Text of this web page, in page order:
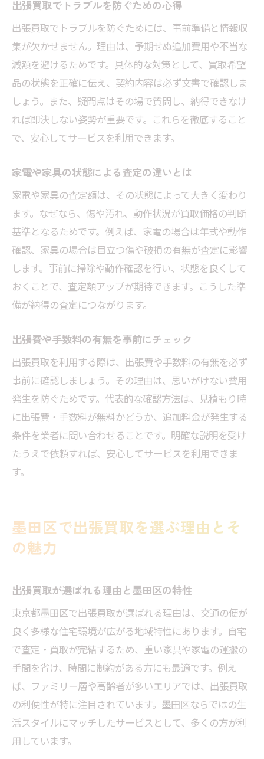
出張買取でトラブルを防ぐための心得
出張買取でトラブルを防ぐためには、事前準備と情報収
集が欠かせません。理由は、予期せぬ追加費用や不当な
減額を避けるためです。具体的な対策として、買取希望
品の状態を正確に伝え、契約内容は必ず文書で確認しま
しょう。また、疑問点はその場で質問し、納得できなけ
れば即決しない姿勢が重要です。これらを徹底すること
で、安心してサービスを利用できます。
家電や家具の状態による査定の違いとは
家電や家具の査定額は、その状態によって大きく変わり
ます。なぜなら、傷や汚れ、動作状況が買取価格の判断
基準となるためです。例えば、家電の場合は年式や動作
確認、家具の場合は目立つ傷や破損の有無が査定に影響
します。事前に掃除や動作確認を行い、状態を良くして
おくことで、査定額アップが期待できます。こうした準
備が納得の査定につながります。
出張費や手数料の有無を事前にチェック
出張買取を利用する際は、出張費や手数料の有無を必ず
事前に確認しましょう。その理由は、思いがけない費用
発生を防ぐためです。代表的な確認方法は、見積もり時
に出張費・手数料が無料かどうか、追加料金が発生する
条件を業者に問い合わせることです。明確な説明を受け
たうえで依頼すれば、安心してサービスを利用できま
す。
墨田区で出張買取を選ぶ理由とそ
の魅力
出張買取が選ばれる理由と墨田区の特性
東京都墨田区で出張買取が選ばれる理由は、交通の便が
良く多様な住宅環境が広がる地域特性にあります。自宅
で査定・買取が完結するため、重い家具や家電の運搬の
手間を省け、時間に制約がある方にも最適です。例え
ば、ファミリー層や高齢者が多いエリアでは、出張買取
の利便性が特に注目されています。墨田区ならではの生
活スタイルにマッチしたサービスとして、多くの方が利
用しています。